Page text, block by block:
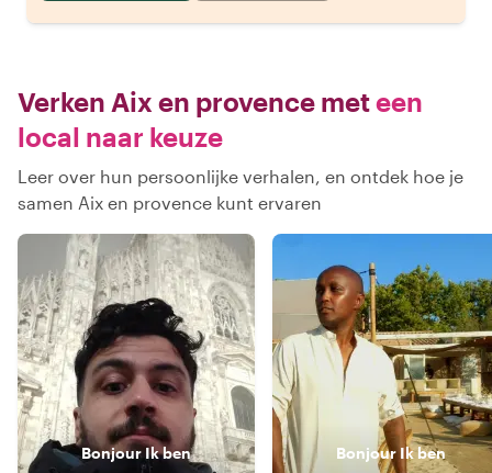
Verken Aix en provence meteen
local naar keuze
Leer over hun persoonlijke verhalen, en ontdek hoe je
samen Aix en provence kunt ervaren
BonjourIk ben Bonjour Ik ben